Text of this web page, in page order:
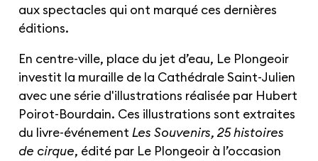
aux spectacles qui ont marqué ces dernières
éditions.
En centre-ville, place du jet d’eau, Le Plongeoir
investit la muraille de la Cathédrale Saint-Julien
avec une série d'illustrations réalisée par Hubert
Poirot-Bourdain. Ces illustrations sont extraites
du livre-événementLes Souvenirs, 25 histoires
de cirque, édité par Le Plongeoir à l’occasion